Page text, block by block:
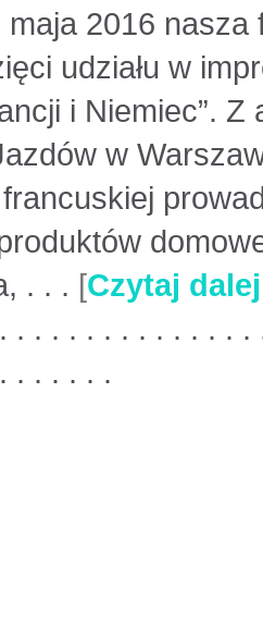
maja 2016 nasza
udziału w
i Niemiec”.
w
. . . [Czytaj
. . . . . . . . . . . . .
. . . . . .